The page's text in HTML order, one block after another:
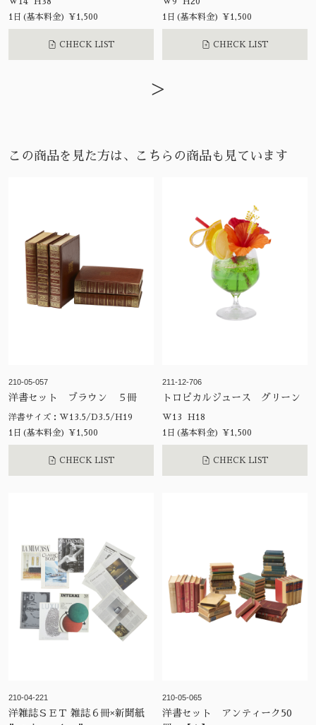
1日(基本料金) ¥1,500
CHECK LIST
1日(基本料金) ¥1,500
CHECK LIST
>
この商品を見た方は、こちらの商品も見ています
210-05-057
洋書セット ブラウン ５冊
洋書サイズ：W13.5/D3.5/H19
1日(基本料金) ¥1,500
CHECK LIST
211-12-706
トロピカルジュース グリーン
W13 H18
1日(基本料金) ¥1,500
CHECK LIST
210-04-221
洋雑誌ＳＥＴ 雑誌６冊×新聞紙
210-05-065
洋書セット アンティーク50